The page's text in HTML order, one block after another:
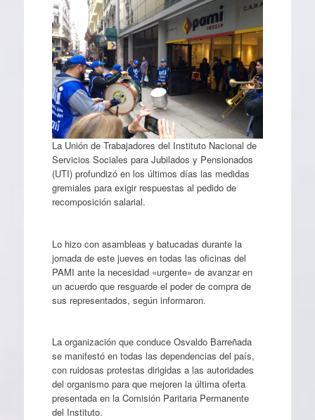
La Unión de Trabajadores del Instituto Nacional de
Servicios Sociales para Jubilados y Pensionados
(UTI) profundizó en los últimos días las medidas
gremiales para exigir respuestas al pedido de
recomposición salarial.
Lo hizo con asambleas y batucadas durante la
jornada de este jueves en todas las oficinas del
PAMI ante la necesidad «urgente» de avanzar en
un acuerdo que resguarde el poder de compra de
sus representados, según informaron.
La organización que conduce Osvaldo Barreñada
se manifestó en todas las dependencias del país,
con ruidosas protestas dirigidas a las autoridades
del organismo para que mejoren la última oferta
presentada en la Comisión Paritaria Permanente
del Instituto.